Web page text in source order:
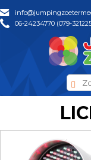
06-24234770 (079-